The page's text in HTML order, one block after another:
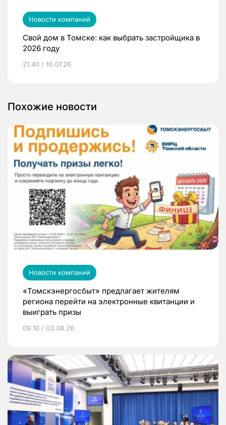
Новости компаний
Свой дом в Томске: как выбрать застройщика в
2026 году
21:40 / 10.07.26
Похожие новости
Новости компаний
«Томскэнергосбыт» предлагает жителям
региона перейти на электронные квитанции и
выиграть призы
09:10 / 03.08.26